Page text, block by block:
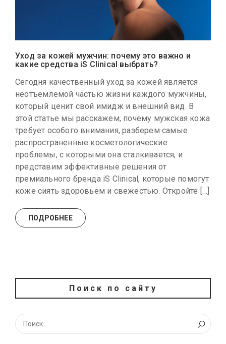
Уход за кожей мужчин: почему это важно и
какие средства iS Clinical выбрать?
Сегодня качественный уход за кожей является
неотъемлемой частью жизни каждого мужчины,
который ценит свой имидж и внешний вид. В
этой статье мы расскажем, почему мужская кожа
требует особого внимания, разберем самые
распространенные косметологические
проблемы, с которыми она сталкивается, и
представим эффективные решения от
премиального бренда iS Clinical, которые помогут
коже сиять здоровьем и свежестью. Откройте […]
ПОДРОБНЕЕ
Поиск по сайту